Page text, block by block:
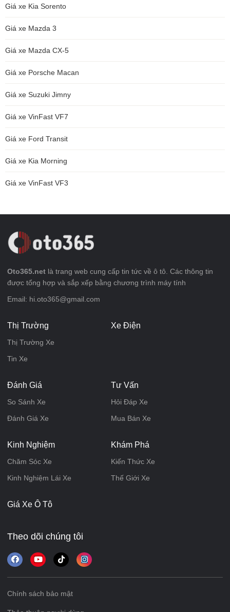
Giá xe Kia Sorento
Giá xe Mazda 3
Giá xe Mazda CX-5
Giá xe Porsche Macan
Giá xe Suzuki Jimny
Giá xe VinFast VF7
Giá xe Ford Transit
Giá xe Kia Morning
Giá xe VinFast VF3
Oto365.net là trang web cung cấp tin tức về ô tô. Các thông tin
được tổng hợp và sắp xếp bằng chương trình máy tính
Email: hi.oto365@gmail.com
Thị Trường
Thị Trường Xe
Tin Xe
Xe Điện
Đánh Giá
So Sánh Xe
Đánh Giá Xe
Tư Vấn
Hỏi Đáp Xe
Mua Bán Xe
Kinh Nghiệm
Chăm Sóc Xe
Kinh Nghiệm Lái Xe
Khám Phá
Kiến Thức Xe
Thế Giới Xe
Giá Xe Ô Tô
Theo dõi chúng tôi
Chính sách bảo mật